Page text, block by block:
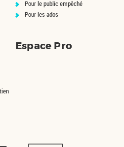
Pour le public empêché
Pour les ados
Espace Pro